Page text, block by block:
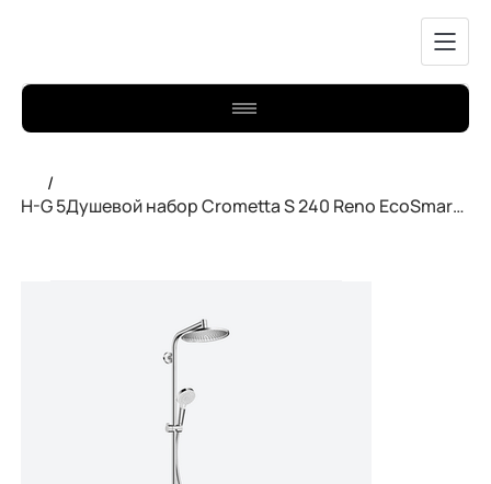
/
H-G 5Душевой набор Crometta S 240 Reno EcoSmart 27270000